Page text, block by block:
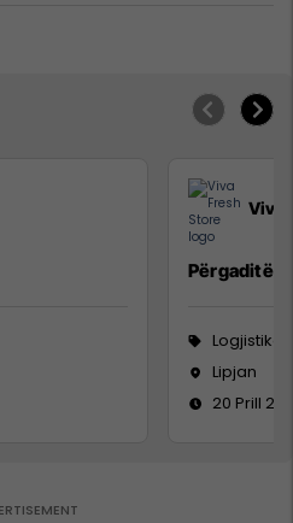
Viva
Përgaditës
Logjistikë
Lipjan
20 Prill